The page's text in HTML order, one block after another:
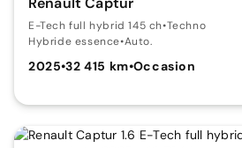
E-Tech full hybrid 145 ch•Techno
Hybride essence•Auto.
2025•32 415 km•Occasion